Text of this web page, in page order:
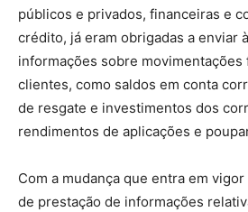
públicos e privados, financeiras e
crédito, já eram obrigadas a enviar
informações sobre movimentações
clientes, como saldos em conta
de resgate e investimentos dos
rendimentos de aplicações e
Com a mudança que entra em
de prestação de informações